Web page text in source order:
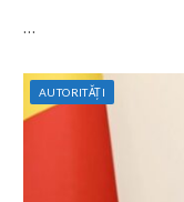
…
AUTORITĂȚI